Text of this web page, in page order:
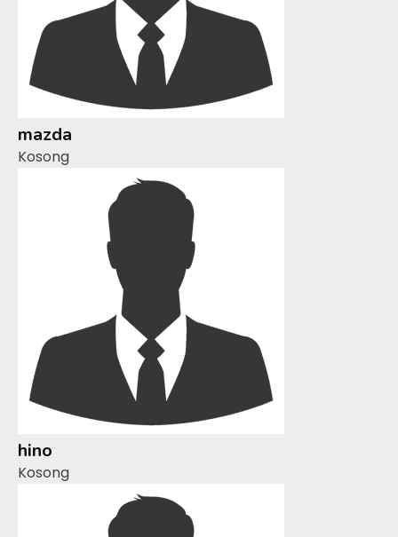
mazda
Kosong
hino
Kosong